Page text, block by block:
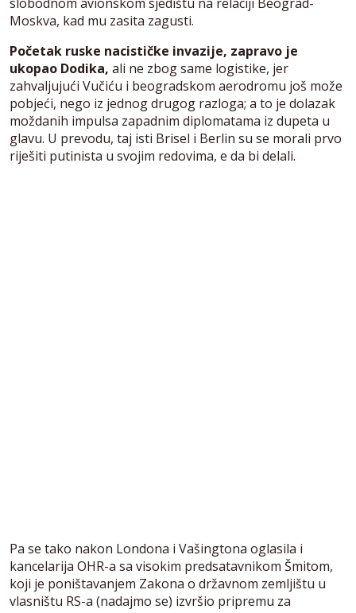
Moskva, kad mu zasita zagusti.
Početak ruske nacističke invazije, zapravo je
ukopao Dodika, ali ne zbog same logistike, jer
zahvaljujući Vučiću i beogradskom aerodromu još može
pobjeći, nego iz jednog drugog razloga; a to je dolazak
moždanih impulsa zapadnim diplomatama iz dupeta u
glavu. U prevodu, taj isti Brisel i Berlin su se morali prvo
riješiti putinista u svojim redovima, e da bi delali.
Pa se tako nakon Londona i Vašingtona oglasila i
kancelarija OHR-a sa visokim predsatavnikom Šmitom,
koji je poništavanjem Zakona o državnom zemljištu u
vlasništu RS-a (nadajmo se) izvršio pripremu za